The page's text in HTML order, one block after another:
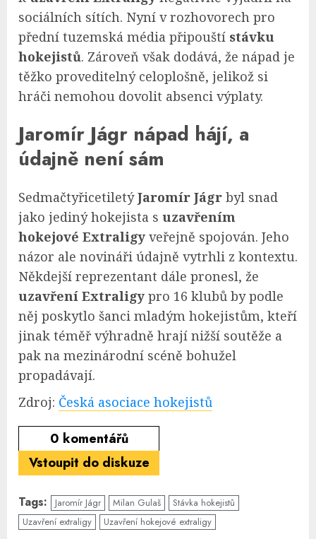
sociálních sítích. Nyní v rozhovorech pro
přední tuzemská média připouští stávku
hokejistů. Zároveň však dodává, že nápad je
těžko proveditelný celoplošně, jelikož si
hráči nemohou dovolit absenci výplaty.
Jaromír Jágr nápad hájí, a
údajně není sám
SedmačtyřicetiletýJaromír Jágr byl snad
jako jediný hokejista s uzavřením
hokejové Extraligy veřejně spojován. Jeho
názor ale novináři údajně vytrhli z kontextu.
Někdejší reprezentant dále pronesl, že
uzavření Extraligy pro 16 klubů by podle
něj poskytlo šanci mladým hokejistům, kteří
jinak téměř výhradně hrají nižší soutěže a
pak na mezinárodní scéně bohužel
propadávají.
Zdroj: Česká asociace hokejistů
0 komentářů
Vstoupit do diskuze
Tags: Jaromír Jágr Milan Gulaš
Stávka hokejistů
Uzavření extraligy
Uzavření hokejové extraligy